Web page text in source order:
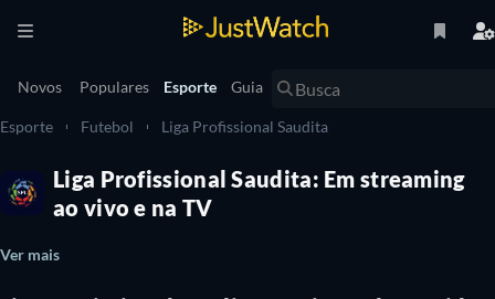
Novos Populares Esporte Guia
Esporte Futebol Liga Profissional Saudita
Liga Profissional Saudita: Em streaming
ao vivo e na TV
Ver mais